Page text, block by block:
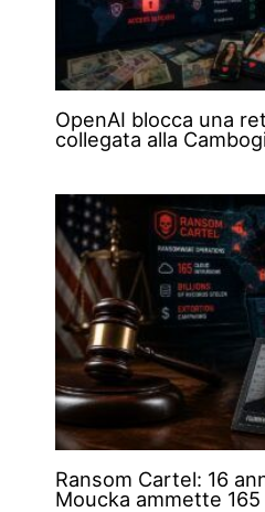
OpenAI blocca una
collegata alla
Ransom Cartel: 16
Moucka ammette